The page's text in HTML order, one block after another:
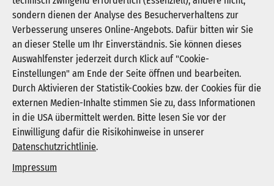
sondern dienen der Analyse des Besucherverhaltens zur
Verbesserung unseres Online-Angebots. Dafür bitten wir Sie
an dieser Stelle um Ihr Einverständnis. Sie können dieses
Auswahlfenster jederzeit durch Klick auf "Cookie-
Einstellungen" am Ende der Seite öffnen und bearbeiten.
Durch Aktivieren der Statistik-Cookies bzw. der Cookies für die
externen Medien-Inhalte stimmen Sie zu, dass Informationen
in die USA übermittelt werden. Bitte lesen Sie vor der
Einwilligung dafür die Risikohinweise in unserer
Datenschutzrichtlinie.
Impressum
Download JPG (1.049 KB)
Newsletter abonnieren
Registrieren
KGNW - Krankenhausgesellschaft Nordrhein-
Westfalen e. V.
Humboldtstraße 31,